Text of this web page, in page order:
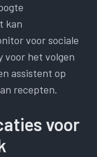
kan
voor sociale
voor het volgen
assistent op
recepten.
voor